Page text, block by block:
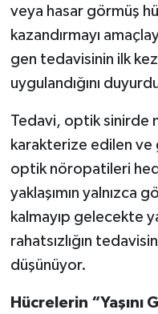
veya hasar görmüş
kazandırmayı
gen tedavisinin ilk
uygulandığını
Tedavi, optik sinirde
karakterize edilen ve
optik nöropatileri
yaklaşımın yalnızca
kalmayıp gelecekte
rahatsızlığın
düşünüyor.
Hücrelerin “Yaşını